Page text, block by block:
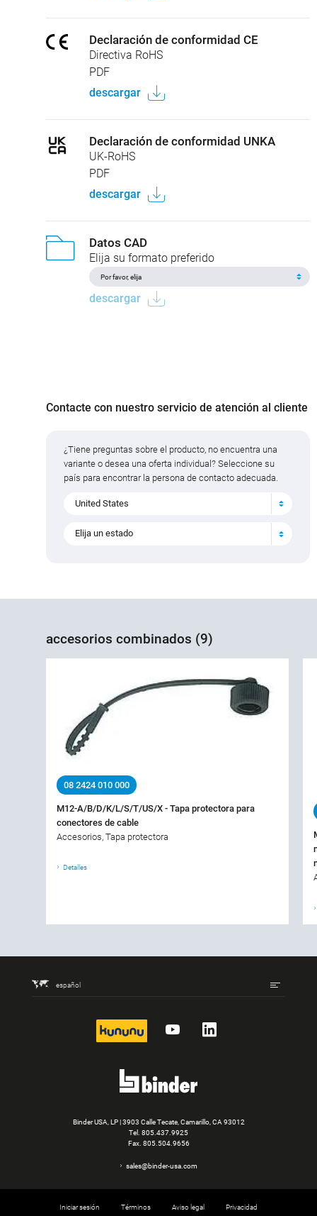
Declaración de conformidad CE
Directiva RoHS
PDF
descargar
Declaración de conformidad UNKA
UK-RoHS
PDF
descargar
Datos CAD
Elija su formato preferido
descargar
Contacte con nuestro servicio de atención al cliente
¿Tiene preguntas sobre el producto, no encuentra una
variante o desea una oferta individual? Seleccione su
país para encontrar la persona de contacto adecuada.
United States
Elija un estado
accesorios combinados (9)
08 2424 010 000
M12-A/B/D/K/L/S/T/US/X - Tapa protectora para
conectores de cable
Accesorios, Tapa protectora
Detalles
español
kununu YouTubeLinkedIn
Binder USA, LP | 3903 Calle Tecate, Camarillo, CA 93012
Tel. 805.437.9925
Fax. 805.504.9656
sales@binder-usa.com
Iniciar sesión Términos Aviso legal Privacidad